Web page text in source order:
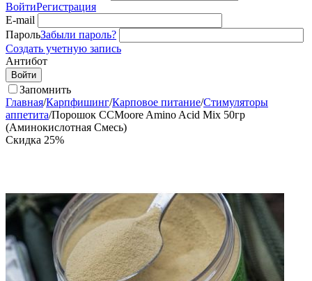
ВойтиРегистрация
E-mail
ПарольЗабыли пароль?
Создать учетную запись
Антибот
Войти
Запомнить
Главная/Карпфишинг/Карповое питание/Стимуляторы
аппетита/Порошок CCMoore Amino Acid Mix 50гр
(Аминокислотная Смесь)
Скидка 25%